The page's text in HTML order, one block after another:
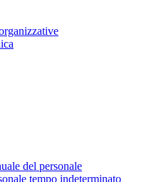
del personale
tempo indeterminato